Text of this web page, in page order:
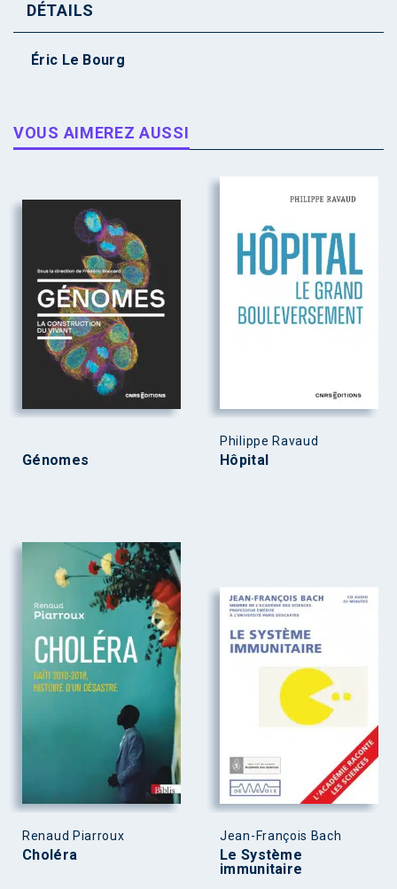
DÉTAILS
Éric Le Bourg
VOUS AIMEREZ AUSSI
Génomes
Philippe Ravaud
Hôpital
Renaud Piarroux
Choléra
Jean-François Bach
Le Système
immunitaire